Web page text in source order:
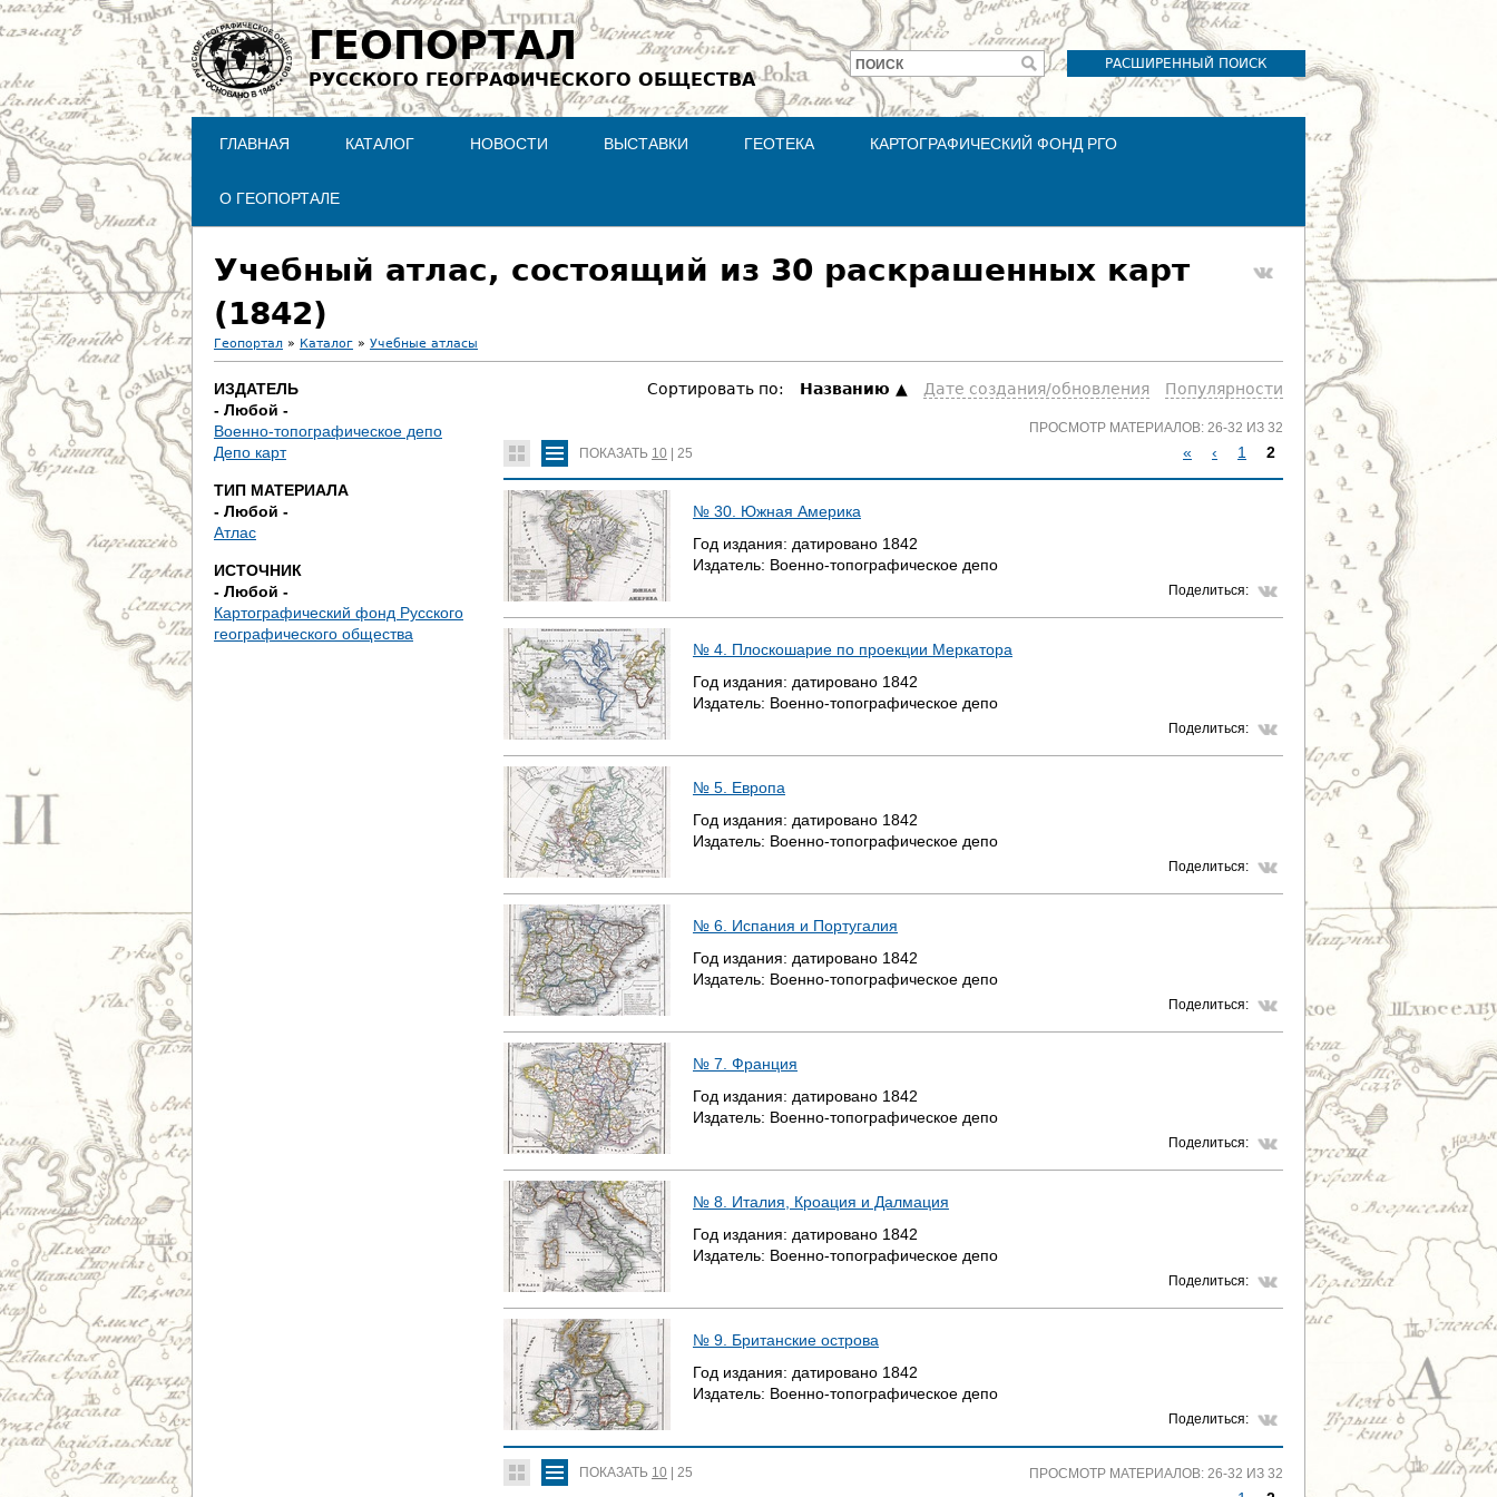
Jump to navigation
ГЕОПОРТАЛ
РУССКОГО ГЕОГРАФИЧЕСКОГО ОБЩЕСТВА
РАСШИРЕННЫЙ ПОИСК
Форма
поиска
ПОИСК
ГЛАВНАЯ КАТАЛОГ НОВОСТИ ВЫСТАВКИ ГЕОТЕКА КАРТОГРАФИЧЕСКИЙ ФОНД РГО
О ГЕОПОРТАЛЕ
Учебный атлас, состоящий из 30 раскрашенных карт
(1842)
В
ы
з
д
с
ь
Геопортал » Каталог » Учебные атласы
ИЗДАТЕЛЬ
- Любой -
Военно-топографическое депо
Депо карт
ТИП МАТЕРИАЛА
- Любой -
Атлас
ИСТОЧНИК
- Любой -
Картографический фонд Русского
географического общества
Сортировать по: Hазванию Дате создания/обновления Популярности
ПОКАЗАТЬ 10 25
ПРОСМОТР МАТЕРИАЛОВ: 26-32 ИЗ 32
С
А
« ‹ 1 2
№ 30. Южная Америка
Год издания: датировано 1842
Издатель: Военно-топографическое депо
Поделиться:
№ 4. Плоскошарие по проекции Меркатора
Год издания: датировано 1842
Издатель: Военно-топографическое депо
Поделиться:
№ 5. Европа
Год издания: датировано 1842
Издатель: Военно-топографическое депо
Поделиться:
№ 6. Испания и Португалия
Год издания: датировано 1842
Издатель: Военно-топографическое депо
Поделиться:
№ 7. Франция
Год издания: датировано 1842
Издатель: Военно-топографическое депо
Поделиться:
№ 8. Италия, Кроация и Далмация
Год издания: датировано 1842
Издатель: Военно-топографическое депо
Поделиться:
№ 9. Британские острова
Год издания: датировано 1842
Издатель: Военно-топографическое депо
Поделиться:
ПОКАЗАТЬ 10 25 ПРОСМОТР МАТЕРИАЛОВ: 26-32 ИЗ 32